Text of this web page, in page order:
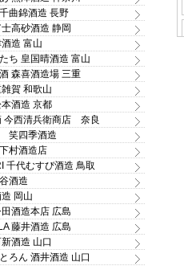
曲錦酒造 長野
高砂酒造 静岡
造 富山
ち 皇国晴酒造 富山
森喜酒造場 三重
賀 和歌山
酒造 京都
今西清兵衛商店 奈良
笑四季酒造
村酒造店
千代むすび酒造 鳥取
酒造
岡山
酒造本店 広島
藤井酒造 広島
酒造 山口
ろん 酒井酒造 山口